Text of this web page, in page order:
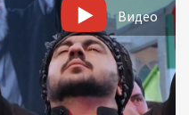
Видео